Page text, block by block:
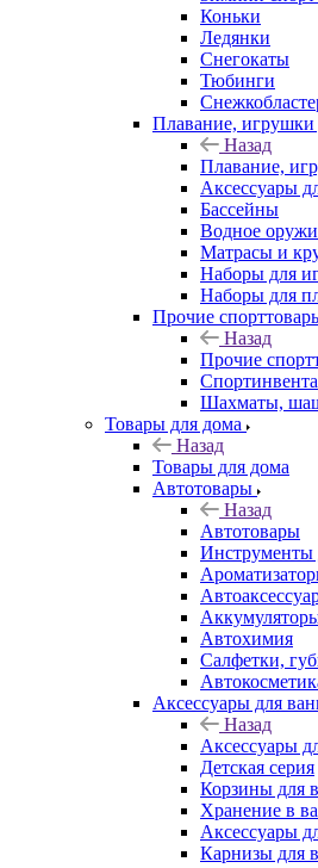
Коньки
Ледянки
Снегокаты
Тюбинги
Плавание, игрушки
Назад
Плавание,
Аксессуары
Бассейны
Водное
Матрасы и
Наборы для
Наборы для
Прочие
Назад
Прочие
Шахматы,
Товары для дома
Назад
Товары для дома
Автотовары
Назад
Автотовары
Инструменты
Автохимия
Салфетки,
Аксессуары для
Назад
Аксессуары
Детская серия
Корзины для
Хранение в
Аксессуары
Карнизы для